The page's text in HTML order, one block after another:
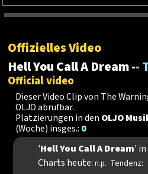
Offizielles Video
Hell You Call A Dream --
Official video
Dieser Video Clip von The
OLJO abrufbar.
Platzierungen in den OLJO
(Woche) insges.: 0
'Hell You Call A Dream'
Charts heute: n.p. Tendenz: